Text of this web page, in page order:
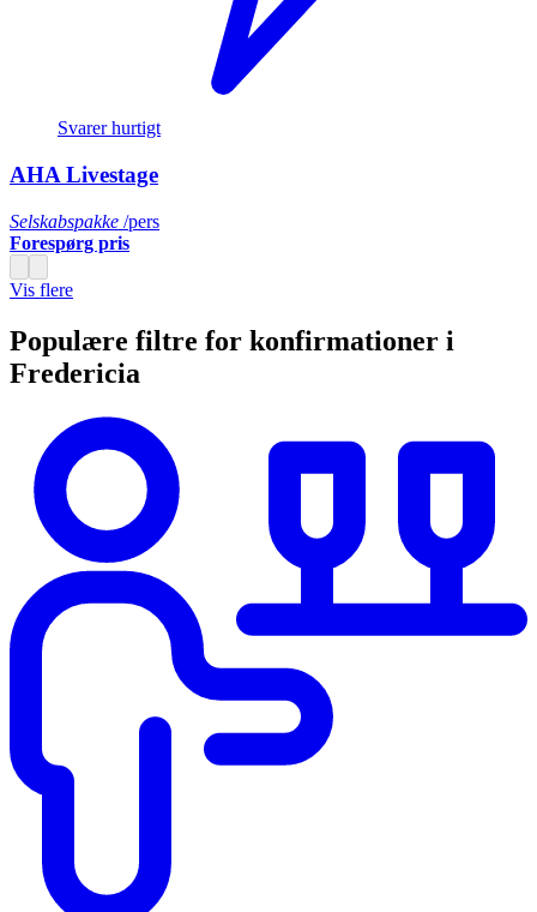
Svarer hurtigt
AHA Livestage
Selskabspakke /pers
Forespørg pris
Vis flere
Populære filtre for konfirmationer i
Fredericia